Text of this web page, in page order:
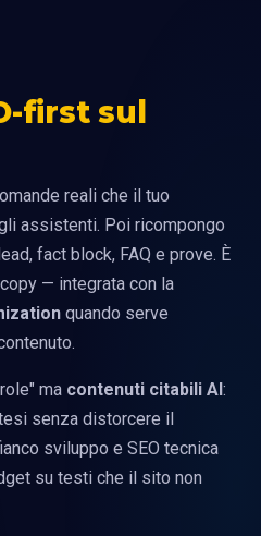
first sul
reali che il tuo
assistenti. Poi ricompongo
fact block, FAQ e prove. È
— integrata con la
quando serve
ma contenuti citabili AI:
senza distorcere il
sviluppo e SEO tecnica
su testi che il sito non